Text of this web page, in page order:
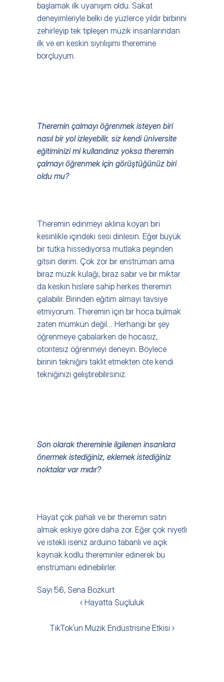
başlamak ilk uyanışım oldu. Sakat
deneyimleriyle belki de yüzlerce yıldır birbirini
zehirleyip tek tipleşen müzik insanlarından
ilk ve en keskin sıyrılışımı theremine
borçluyum.
Theremin çalmayı öğrenmek isteyen biri
nasıl bir yol izleyebilir, siz kendi üniversite
eğitiminizi mi kullandınız yoksa theremin
çalmayı öğrenmek için görüştüğünüz biri
oldu mu?
Theremin edinmeyi aklına koyan biri
kesinlikle içindeki sesi dinlesin. Eğer büyük
bir tutka hissediyorsa mutlaka peşinden
gitsin derim. Çok zor bir enstrüman ama
biraz müzik kulağı, biraz sabır ve bir miktar
da keskin hislere sahip herkes theremin
çalabilir. Birinden eğitim almayı tavsiye
etmiyorum. Theremin için bir hoca bulmak
zaten mümkün değil… Herhangi bir şey
öğrenmeye çabalarken de hocasız,
otoritesiz öğrenmeyi deneyin. Böylece
birinin tekniğini taklit etmekten öte kendi
tekniğinizi geliştirebilirsiniz.
Son olarak thereminle ilgilenen insanlara
önermek istediğiniz, eklemek istediğiniz
noktalar var mıdır?
Hayat çok pahalı ve bir theremin satın
almak eskiye göre daha zor. Eğer çok niyetli
ve istekli iseniz arduino tabanlı ve açık
kaynak kodlu thereminler edinerek bu
enstrümanı edinebilirler.
Sayı 56, Sena Bozkurt
‹ Hayatta Suçluluk
TikTok’un Müzik Endüstrisine Etkisi ›